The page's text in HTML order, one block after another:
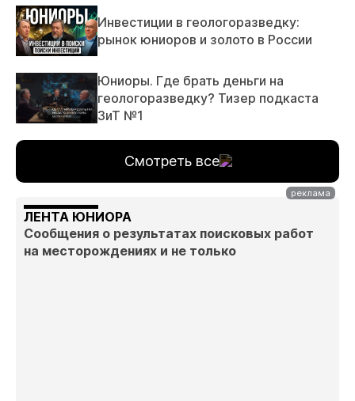
Инвестиции в геологоразведку:
рынок юниоров и золото в России
Юниоры. Где брать деньги на
геологоразведку? Тизер подкаста
ЗиТ №1
Смотреть все
ЛЕНТА ЮНИОРА
Сообщения о результатах поисковых работ
на месторождениях и не только